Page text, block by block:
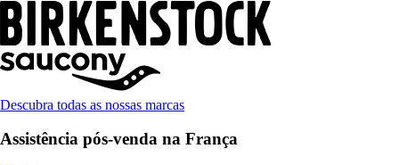
Descubra todas as nossas marcas
Assistência pós-venda na França